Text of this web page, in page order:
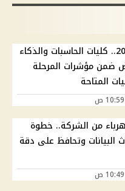
تنسيق الجامعات 2026.. كليات الحاسبات والذكاء
ضمن مؤشرات المرحلة
المتاحة
من الشركة.. خطوة
البيانات وتحافظ على دقة